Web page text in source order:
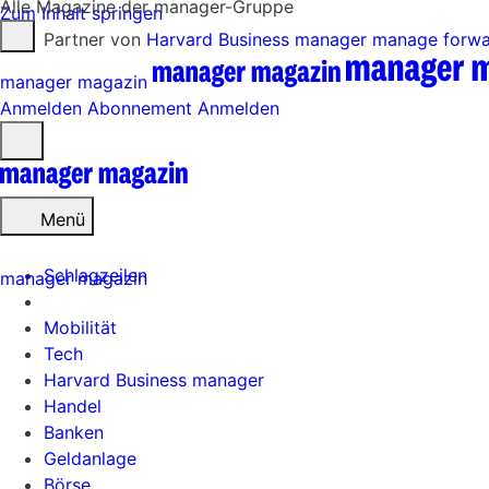
Zum Inhalt springen
Partner von Harvard Business manager manage
manager magazin
Anmelden Abonnement Anmelden
öffnen
Menü
Schlagzeilen
Mobilität
Tech
Harvard Business manager
Handel
Banken
Geldanlage
Börse
Alle Magazine der manager-Gruppe
manager magazin